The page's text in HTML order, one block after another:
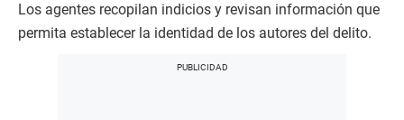
Los agentes recopilan indicios y revisan información que
permita establecer la identidad de los autores del delito.